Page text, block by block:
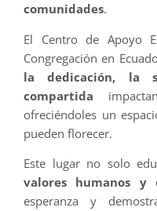
comunidades.
El Centro de Apoyo
Congregación en
la dedicación, la
compartida
ofreciéndoles un
pueden florecer.
Este lugar no solo
valores humanos y
esperanza y